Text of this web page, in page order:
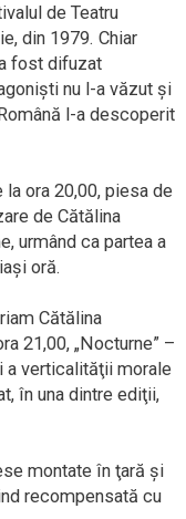
de Teatru
din 1979. Chiar
fost difuzat
nu l-a văzut şi
l-a descoperit
ora 20,00, piesa de
de Cătălina
urmând ca partea a
oră.
Cătălina
21,00, „Nocturne” –
a verticalităţii morale
în una dintre ediţii,
montate în ţară şi
recompensată cu